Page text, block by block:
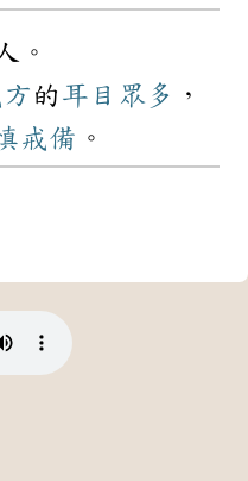
。
的 耳目 眾多 ，
戒備 。